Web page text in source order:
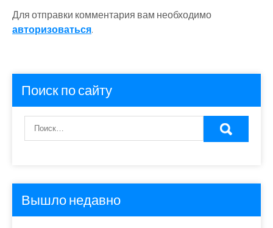
Для отправки комментария вам необходимо
авторизоваться.
Поиск по сайту
Вышло недавно